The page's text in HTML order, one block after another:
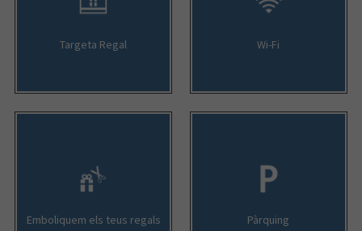
Targeta Regal Wi-Fi
Emboliquem els teus regals Pàrquing